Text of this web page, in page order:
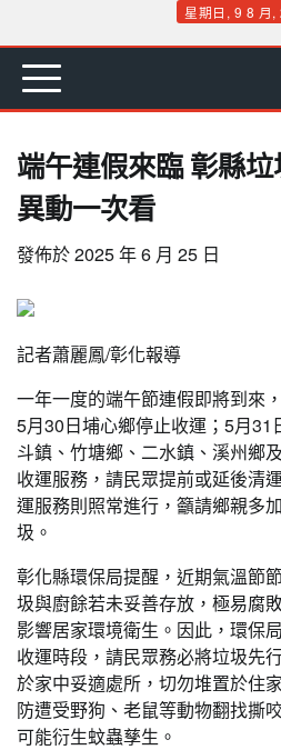
content
星期日, 9 8 月,
首 要 娛 生 社 文 公
端午連假來臨 彰縣
異動一次看
發佈於2025 年 6 月 25 日
記者蕭麗鳳/彰化報導
一年一度的端午節連假即將到來
5月30日埔心鄉停止收運；5月31
斗鎮、竹塘鄉、二水鎮、溪州鄉
收運服務，請民眾提前或延後清
運服務則照常進行，籲請鄉親多
圾。
彰化縣環保局提醒，近期氣溫節
圾與廚餘若未妥善存放，極易腐
影響居家環境衛生。因此，環保
收運時段，請民眾務必將垃圾先
於家中妥適處所，切勿堆置於住
防遭受野狗、老鼠等動物翻找撕
可能衍生蚊蟲孳生。